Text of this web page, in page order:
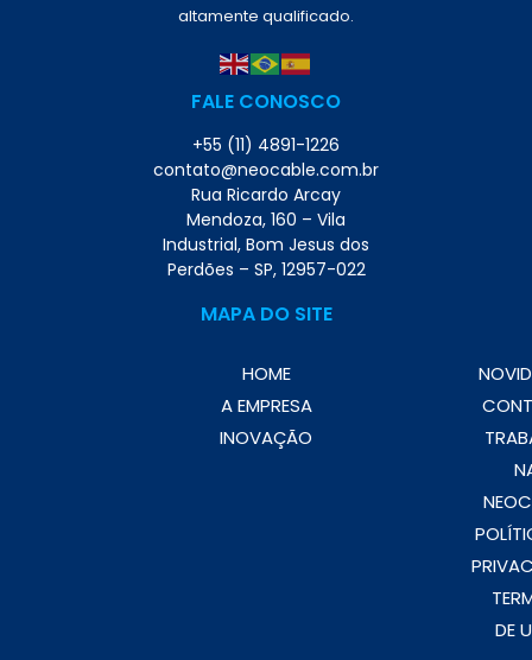
altamente qualificado.
FALE CONOSCO
+55 (11) 4891-1226
contato@neocable.com.br
Rua Ricardo Arcay
Mendoza, 160 – Vila
Industrial, Bom Jesus dos
Perdões – SP, 12957-022
MAPA DO SITE
HOME
A EMPRESA
INOVAÇÃO
DE